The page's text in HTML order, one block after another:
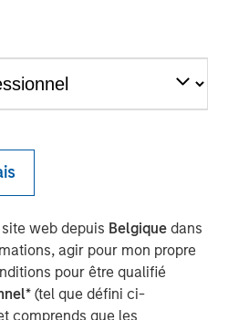
web depuis Belgique dans
agir pour mon propre
pour être qualifié
* (tel que défini ci-
comprends que les
and Rising